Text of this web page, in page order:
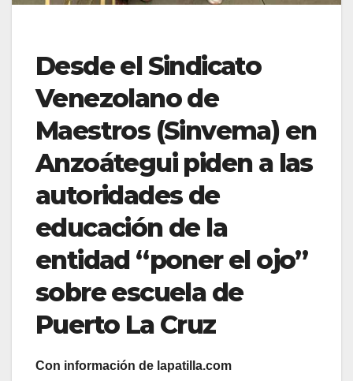
Desde el Sindicato
Venezolano de
Maestros (Sinvema) en
Anzoátegui piden a las
autoridades de
educación de la
entidad “poner el ojo”
sobre escuela de
Puerto La Cruz
Con información de lapatilla.com